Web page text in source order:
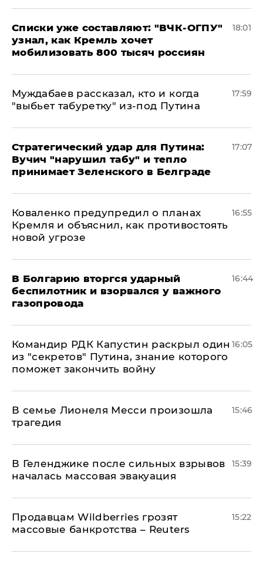
Списки уже составляют: "ВЧК-ОГПУ"
узнал, как Кремль хочет
мобилизовать 800 тысяч россиян
18:01
Муждабаев рассказал, кто и когда
"выбьет табуретку" из-под Путина
17:59
Стратегический удар для Путина:
Вучич "нарушил табу" и тепло
принимает Зеленского в Белграде
17:07
Коваленко предупредил о планах
Кремля и объяснил, как противостоять
новой угрозе
16:55
В Болгарию вторгся ударный
беспилотник и взорвался у важного
газопровода
16:44
Командир РДК Капустин раскрыл один
из "секретов" Путина, знание которого
поможет закончить войну
16:05
В семье Лионеля Месси произошла
трагедия
15:46
В Геленджике после сильных взрывов
началась массовая эвакуация
15:39
Продавцам Wildberries грозят
массовые банкротства – Reuters
15:22